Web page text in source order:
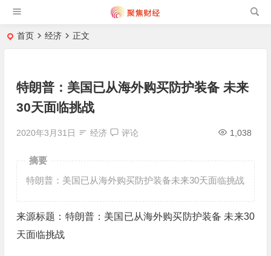
首页 经济 正文
特朗普：美国已从海外购买防护装备 未来
30天面临挑战
2020年3月31日 经济 评论 1,038
摘要
特朗普：美国已从海外购买防护装备未来30天面临挑战
来源标题：特朗普：美国已从海外购买防护装备 未来30
天面临挑战